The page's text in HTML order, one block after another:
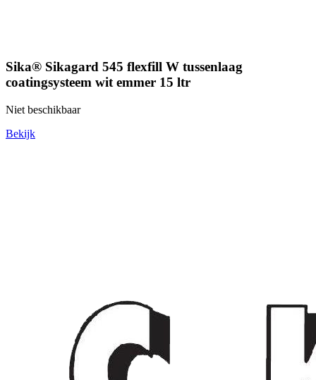
Sika® Sikagard 545 flexfill W tussenlaag
coatingsysteem wit emmer 15 ltr
Niet beschikbaar
Bekijk